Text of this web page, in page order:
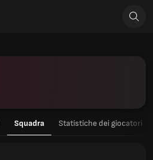
Squadra Statistiche dei giocatori